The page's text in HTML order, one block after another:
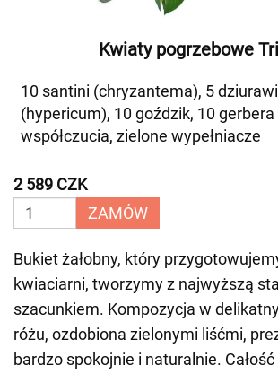
Kwiaty pogrzebowe
10 santini (chryzantema), 5
(hypericum), 10 goździk, 10
współczucia, zielone wypełniacze
2 589 CZK
ZAMÓW
Bukiet żałobny, który
kwiaciarni, tworzymy z najwyższą
szacunkiem. Kompozycja w
różu, ozdobiona zielonymi liśćmi,
bardzo spokojnie i naturalnie. Całość